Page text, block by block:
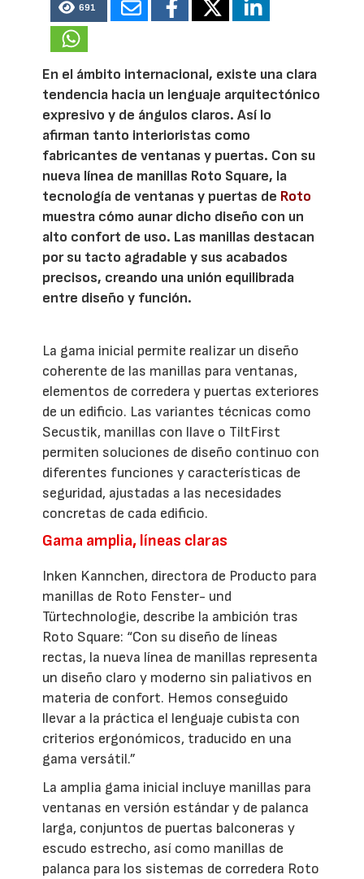
691
En el ámbito internacional, existe una clara
tendencia hacia un lenguaje arquitectónico
expresivo y de ángulos claros. Así lo
afirman tanto interioristas como
fabricantes de ventanas y puertas. Con su
nueva línea de manillas Roto Square, la
tecnología de ventanas y puertas de Roto
muestra cómo aunar dicho diseño con un
alto confort de uso. Las manillas destacan
por su tacto agradable y sus acabados
precisos, creando una unión equilibrada
entre diseño y función.
La gama inicial permite realizar un diseño
coherente de las manillas para ventanas,
elementos de corredera y puertas exteriores
de un edificio. Las variantes técnicas como
Secustik, manillas con llave o TiltFirst
permiten soluciones de diseño continuo con
diferentes funciones y características de
seguridad, ajustadas a las necesidades
concretas de cada edificio.
Gama amplia, líneas claras
Inken Kannchen, directora de Producto para
manillas de Roto Fenster- und
Türtechnologie, describe la ambición tras
Roto Square: “Con su diseño de líneas
rectas, la nueva línea de manillas representa
un diseño claro y moderno sin paliativos en
materia de confort. Hemos conseguido
llevar a la práctica el lenguaje cubista con
criterios ergonómicos, traducido en una
gama versátil.”
La amplia gama inicial incluye manillas para
ventanas en versión estándar y de palanca
larga, conjuntos de puertas balconeras y
escudo estrecho, así como manillas de
palanca para los sistemas de corredera Roto